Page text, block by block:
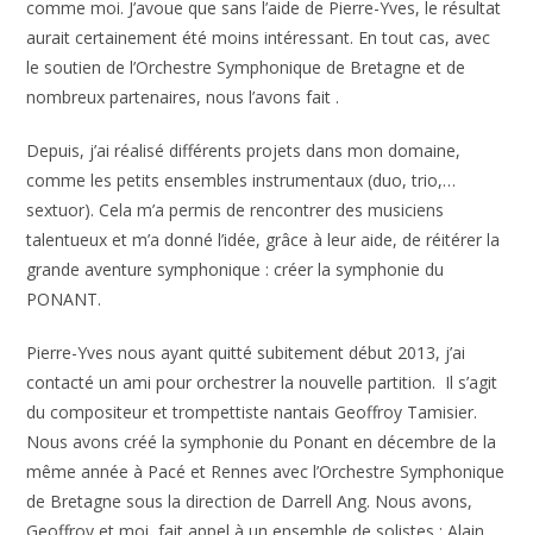
comme moi. J’avoue que sans l’aide de Pierre-Yves, le résultat
aurait certainement été moins intéressant. En tout cas, avec
le soutien de l’Orchestre Symphonique de Bretagne et de
nombreux partenaires, nous l’avons fait .
Depuis, j’ai réalisé différents projets dans mon domaine,
comme les petits ensembles instrumentaux (duo, trio,…
sextuor). Cela m’a permis de rencontrer des musiciens
talentueux et m’a donné l’idée, grâce à leur aide, de réitérer la
grande aventure symphonique : créer la symphonie du
PONANT.
Pierre-Yves nous ayant quitté subitement début 2013, j’ai
contacté un ami pour orchestrer la nouvelle partition. Il s’agit
du compositeur et trompettiste nantais Geoffroy Tamisier.
Nous avons créé la symphonie du Ponant en décembre de la
même année à Pacé et Rennes avec l’Orchestre Symphonique
de Bretagne sous la direction de Darrell Ang. Nous avons,